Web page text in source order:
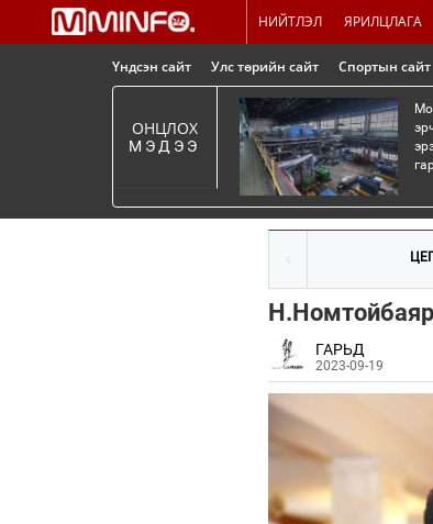
НИЙТЛЭЛ ЯРИЛЦЛАГА
Үндсэн сайт Улс төрийн сайт Спортын сайт
ОНЦЛОХ
МЭДЭЭ
Н.Номтойбаяр
ГАРЬД
2023-09-19